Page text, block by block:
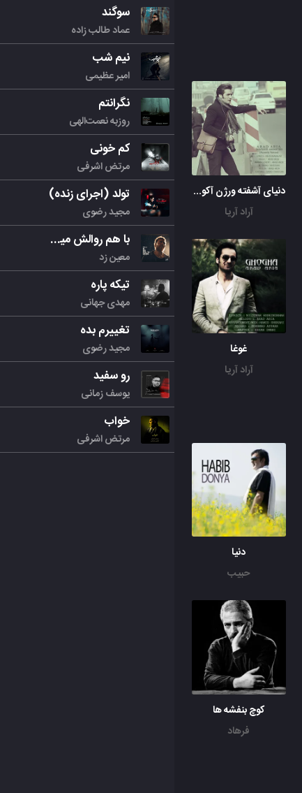
دنیای آشفته ورژن آکوستیک
آراد آریا
غوغا
آراد آریا
دنیا
حبیب
کوچ بنفشه ها
فرهاد
سوگند
عماد طالب زاده
نیم شب
امیر عظیمی
نگرانتم
روزبه نعمت‌الهی
کم خونی
مرتض اشرفی
تولد (اجرای زنده)
مجید رضوی
با هم روالش میکنیم
معین زد
تیکه پاره
مهدی جهانی
تغییرم بده
مجید رضوی
رو سفید
یوسف زمانی
خواب
مرتض اشرفی